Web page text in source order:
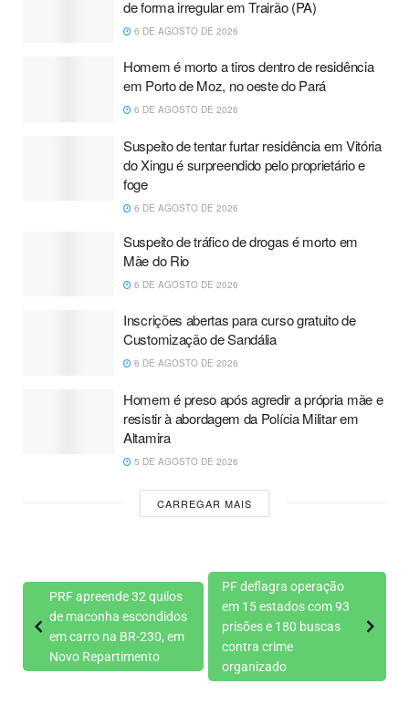
de forma irregular em Trairão (PA)
6 DE AGOSTO DE 2026
Homem é morto a tiros dentro de residência
em Porto de Moz, no oeste do Pará
6 DE AGOSTO DE 2026
Suspeito de tentar furtar residência em Vitória
do Xingu é surpreendido pelo proprietário e
foge
6 DE AGOSTO DE 2026
Suspeito de tráfico de drogas é morto em
Mãe do Rio
6 DE AGOSTO DE 2026
Inscrições abertas para curso gratuito de
Customização de Sandália
6 DE AGOSTO DE 2026
Homem é preso após agredir a própria mãe e
resistir à abordagem da Polícia Militar em
Altamira
5 DE AGOSTO DE 2026
CARREGAR MAIS
PRF apreende 32 quilos
de maconha escondidos
em carro na BR-230, em
Novo Repartimento
PF deflagra operação
em 15 estados com 93
prisões e 180 buscas
contra crime
organizado